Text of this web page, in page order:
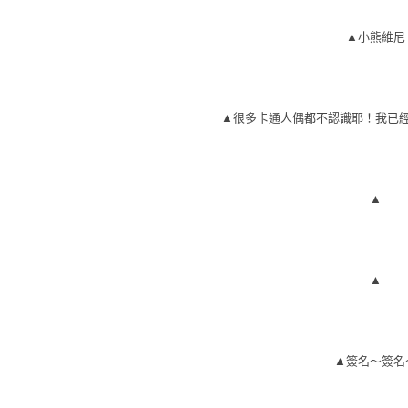
▲小熊維尼
▲很多卡通人偶都不認識耶 ！我已
▲
▲
▲簽名～簽名